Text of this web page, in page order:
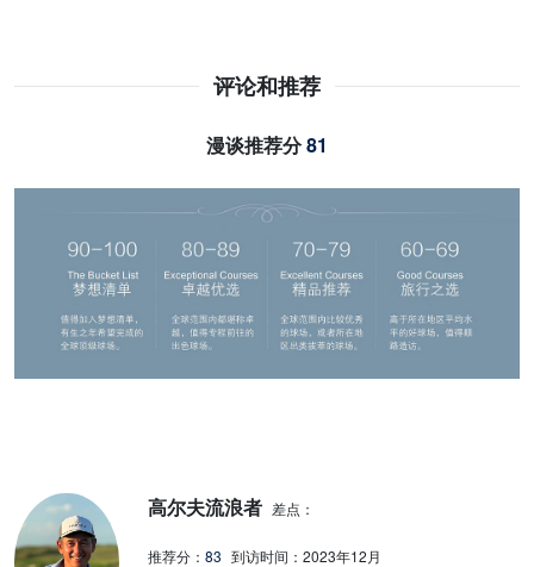
评论和推荐
漫谈推荐分81
高尔夫流浪者 差点：
推荐分： 83 到访时间： 2023年12月